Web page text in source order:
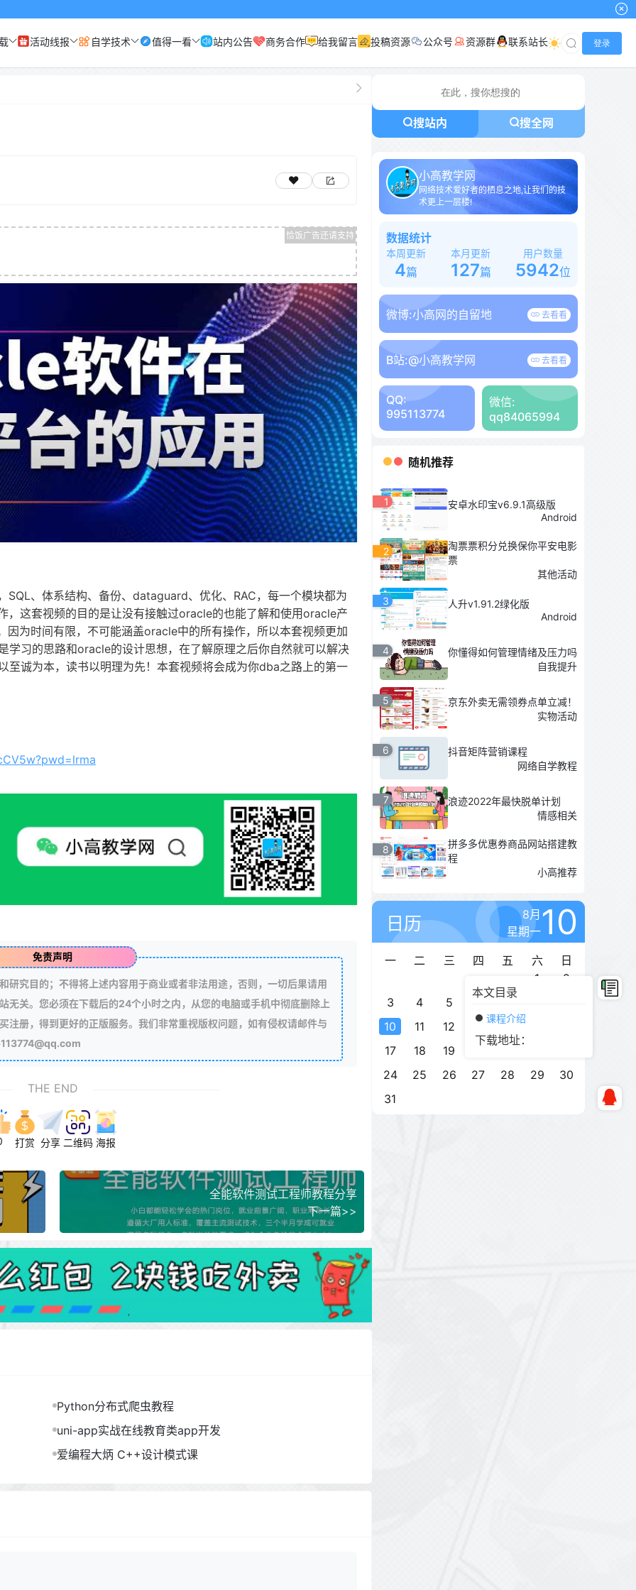
本文目录
课程介绍
下载地址：
小
活动线报 自学技术 值得一看 站内公告 商务合作 给我留言 投稿资源 公众号 资源群 联系站长 登录
、体系结构、备份、dataguard、优化、RAC，每一个模块都为
，这套视频的目的是让没有接触过oracle的也能了解和使用oracle产
为时间有限，不可能涵盖oracle中的所有操作，所以本套视频更加
学习的思路和oracle的设计思想，在了解原理之后你自然就可以解决
至诚为本，读书以明理为先！本套视频将会成为你dba之路上的第一
免责声明
研究目的；不得将上述内容用于商业或者非法用途，否则，一切后果请用
无关。您必须在下载后的24个小时之内，从您的电脑或手机中彻底删除上
注册，得到更好的正版服务。我们非常重视版权问题，如有侵权请邮件与
THE END
打赏 分享 二维码 海报
全能软件测试工程师教程分享
下一篇>>
Python分布式爬虫教程
uni-app实战在线教育类app开发
爱编程大炳 C++设计模式课
搜站内 搜全网
小高教学网
网络技术爱好者的栖息之地,让我们的技
术更上一层楼!
数据统计
本周更新
4篇
本月更新
127篇
用户数量
5942位
微博:小高网的自留地 去看看
B站:@小高教学网 去看看
QQ:
995113774
微信:
qq84065994
随机推荐
1
安卓水印宝v6.9.1高级版
Android
2
淘票票积分兑换保你平安电影
票
其他活动
3
人升v1.91.2绿化版
Android
4
你懂得如何管理情绪及压力吗
自我提升
5
京东外卖无需领券点单立减！
实物活动
6
抖音矩阵营销课程
网络自学教程
7
浪迹2022年最快脱单计划
情感相关
8
拼多多优惠券商品网站搭建教
程
小高推荐
日历
8月
星期一10
一 二 三 四 五 六
日
1
2
3
4 5 6 7
10
11 12 14
17
18 19
24
25 26 27 28 29
30
31